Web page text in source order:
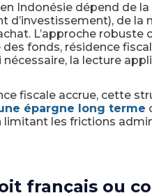
Indonésie dépend de
d’investissement), de la
L’approche robuste
fonds, résidence
la lecture
fiscale accrue, cette
épargne long terme
limitant les frictions
français ou